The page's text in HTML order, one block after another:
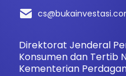
Direktorat Jenderal
Konsumen dan Tertib
Kementerian